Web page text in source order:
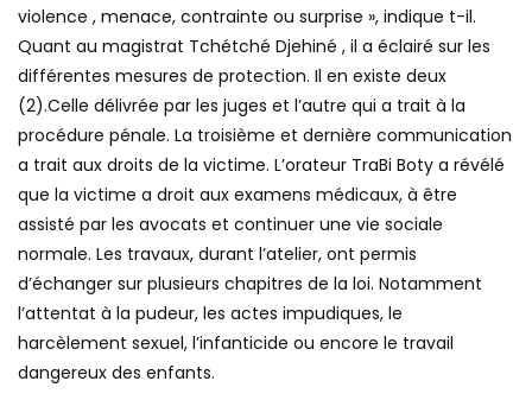
violence , menace, contrainte ou surprise », indique t-il.
Quant au magistrat Tchétché Djehiné , il a éclairé sur les
différentes mesures de protection. Il en existe deux
(2).Celle délivrée par les juges et l’autre qui a trait à la
procédure pénale. La troisième et dernière communication
a trait aux droits de la victime. L’orateur TraBi Boty a révélé
que la victime a droit aux examens médicaux, à être
assisté par les avocats et continuer une vie sociale
normale. Les travaux, durant l’atelier, ont permis
d’échanger sur plusieurs chapitres de la loi. Notamment
l’attentat à la pudeur, les actes impudiques, le
harcèlement sexuel, l’infanticide ou encore le travail
dangereux des enfants.